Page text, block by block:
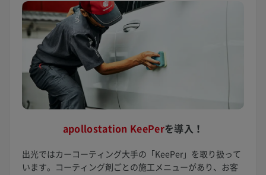
apollostation KeePerを導入！
出光ではカーコーティング大手の「KeePer」を取り扱って
います。コーティング剤ごとの施工メニューがあり、お客